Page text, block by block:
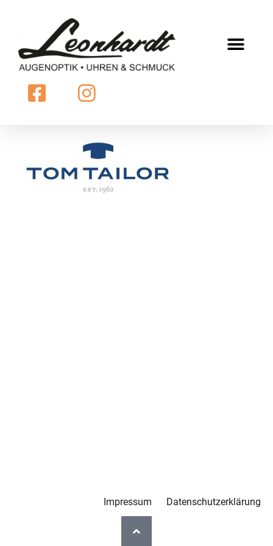
Impressum Datenschutzerklärung